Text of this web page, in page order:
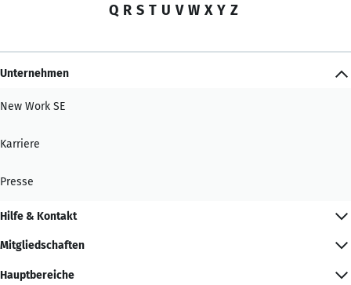
Q R S T U V W X Y Z
Unternehmen
New Work SE
Karriere
Presse
Hilfe & Kontakt
Mitgliedschaften
Hauptbereiche